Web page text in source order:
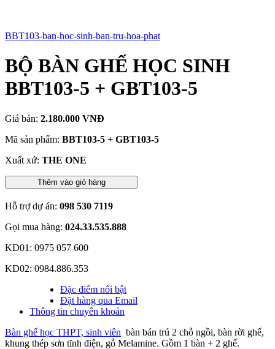
BBT103-ban-hoc-sinh-ban-tru-hoa-phat
BỘ BÀN GHẾ HỌC SINH
BBT103-5 + GBT103-5
Giá bán: 2.180.000 VNĐ
Mã sản phẩm: BBT103-5 + GBT103-5
Xuất xứ: THE ONE
Thêm vào giỏ hàng
Hỗ trợ dự án: 098 530 7119
Gọi mua hàng: 024.33.535.888
KD01: 0975 057 600
KD02: 0984.886.353
Đặc điểm nổi bật
Đặt hàng qua Email
Thông tin chuyển khoản
Bàn ghế học THPT, sinh viên bàn bán trú 2 chỗ ngồi, bàn rời ghế,
khung thép sơn tĩnh điện, gỗ Melamine. Gồm 1 bàn + 2 ghế.